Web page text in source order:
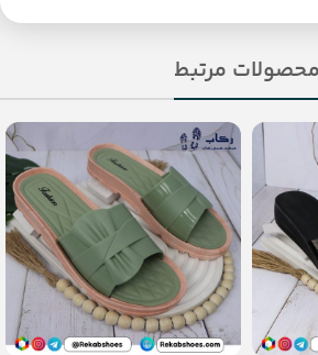
محصولات مرتبط